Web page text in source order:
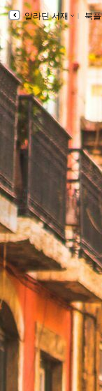
알라딘 서재 ｌ 북